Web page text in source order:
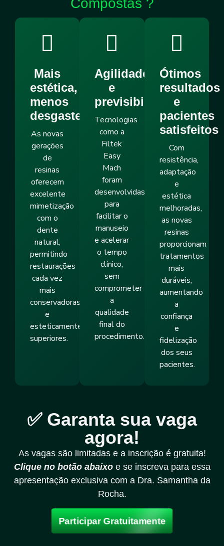
Compostas ?
Mais
estética,
menos
desgaste!
As novas
gerações
de
resinas
oferecem
excelente
mimetização
com o
dente
natural,
permitindo
restaurações
cada vez
mais
conservadoras
e
esteticamente
superiores.
Agilidade
e
previsibilidade
Tecnologias
como a
Filtek
Easy
Mach
foram
desenvolvidas
para
facilitar o
manuseio
e acelerar
o tempo
clínico,
sem
comprometer
a
qualidade
final do
procedimento.
Ótimos
resultados
e
pacientes
satisfeitos
Com
resistência,
adaptação
e
estética
melhoradas,
as novas
resinas
proporcionam
tratamentos
mais
duráveis,
aumentando
a
confiança
e
fidelização
dos seus
pacientes.
✅ Garanta sua vaga
agora!
As vagas são limitadas e a inscrição é gratuita!
Clique no botão abaixoe se inscreva para essa
apresentação exclusiva com a Dra. Samantha da
Rocha.
Participar Gratuitamente